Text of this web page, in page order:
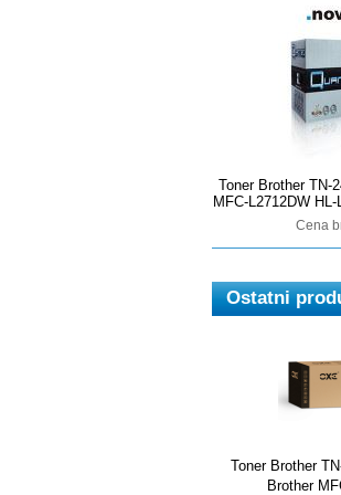
Toner Brother TN-
MFC-L2712DW
Cena
Ostatni
Toner Brother
Brother